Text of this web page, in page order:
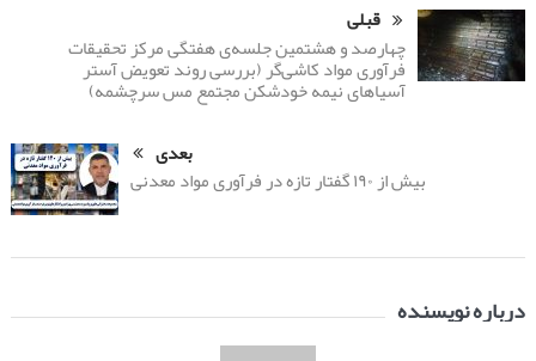
قبلی
چهارصد و هشتمین جلسه‌ی هفتگی مرکز تحقیقات
فرآوری مواد کاشی‌گر (بررسی روند تعویض آستر
آسیاهای نیمه خودشکن مجتمع مس سرچشمه)
بعدی
بیش از ۱۹۰ گفتار تازه در فرآوری مواد معدنی
درباره نویسنده